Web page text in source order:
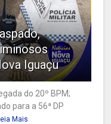
Iguaçu
do 20º BPM;
para a 56ª DP
Mais